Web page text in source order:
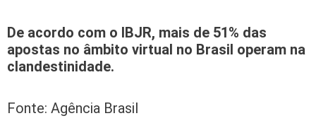
De acordo com o IBJR, mais de 51% das
apostas no âmbito virtual no Brasil operam na
clandestinidade.
Fonte: Agência Brasil